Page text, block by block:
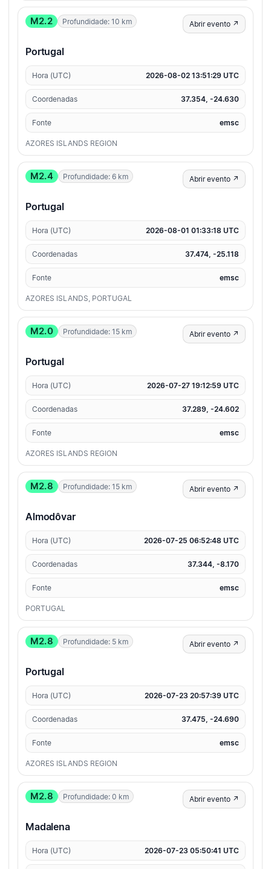
M2.2 Profundidade: 10 km Abrir evento ↗
Portugal
Hora (UTC) 2026-08-02 13:51:29 UTC
Coordenadas 37.354, -24.630
Fonte emsc
AZORES ISLANDS REGION
M2.4 Profundidade: 6 km Abrir evento ↗
Portugal
Hora (UTC) 2026-08-01 01:33:18 UTC
Coordenadas 37.474, -25.118
Fonte emsc
AZORES ISLANDS, PORTUGAL
M2.0 Profundidade: 15 km Abrir evento ↗
Portugal
Hora (UTC) 2026-07-27 19:12:59 UTC
Coordenadas 37.289, -24.602
Fonte emsc
AZORES ISLANDS REGION
M2.8 Profundidade: 15 km Abrir evento ↗
Almodôvar
Hora (UTC) 2026-07-25 06:52:48 UTC
Coordenadas 37.344, -8.170
Fonte emsc
PORTUGAL
M2.8 Profundidade: 5 km Abrir evento ↗
Portugal
Hora (UTC) 2026-07-23 20:57:39 UTC
Coordenadas 37.475, -24.690
Fonte emsc
AZORES ISLANDS REGION
M2.8 Profundidade: 0 km Abrir evento ↗
Madalena
Hora (UTC) 2026-07-23 05:50:41 UTC